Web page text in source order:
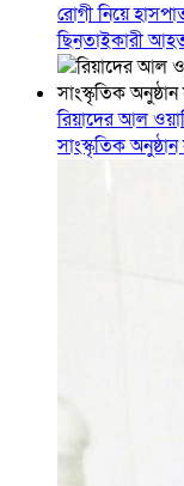
রোগী নিয়ে
ছিনতাইকারী
রিয়াদের আল
সাংস্কৃতিক অনুষ্ঠান